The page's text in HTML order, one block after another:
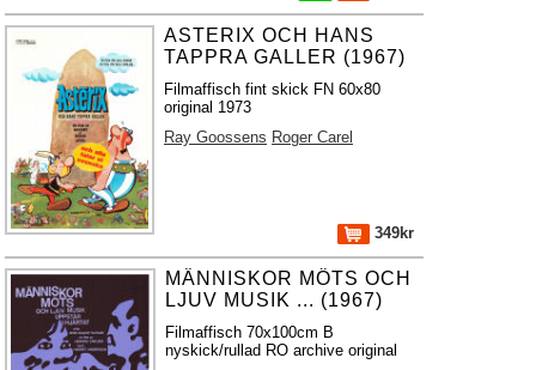
ASTERIX OCH HANS
TAPPRA GALLER (1967)
Filmaffisch fint skick FN 60x80
original 1973
Ray Goossens Roger Carel
349kr
MÄNNISKOR MÖTS OCH
LJUV MUSIK ... (1967)
Filmaffisch 70x100cm B
nyskick/rullad RO archive original